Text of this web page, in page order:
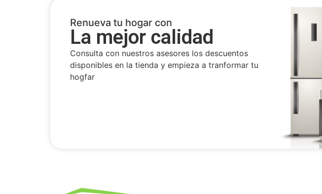
Renueva tu hogar con
La mejor calidad
Consulta con nuestros asesores los descuentos
disponibles en la tienda y empieza a tranformar tu
hogfar